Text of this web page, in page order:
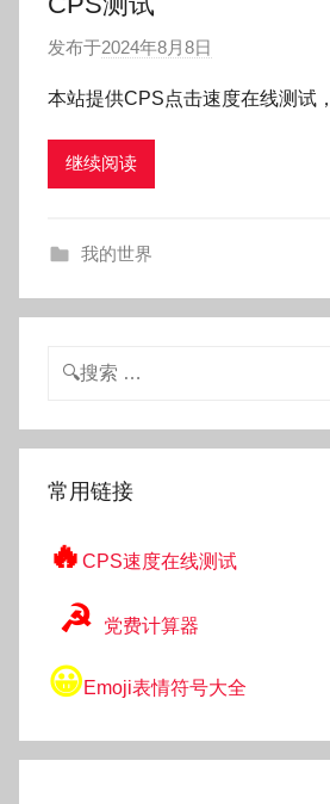
发布于2024年8月8日
:
o
本站提供CPS点击速度在线测试
继续阅读
我的世界
搜
常用链接
🔥 CPS速度在线测试
☭ 党费计算器
😀Emoji表情符号大全